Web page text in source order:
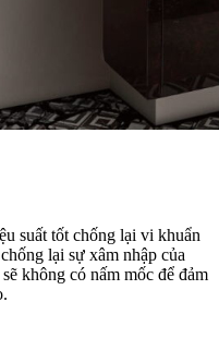
suất tốt chống lại vi khuẩn
lại sự xâm nhập của
không có nấm mốc để đảm